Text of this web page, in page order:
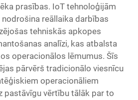
prasības. IoT tehnoloģijām
reāllaika darbības
tehniskās apkopes
analīzi, kas atbalsta
operacionālos lēmumus. Šīs
pārvērš tradicionālo viesnīcu
operacionāliem
pastāvīgu vērtību tālāk par to